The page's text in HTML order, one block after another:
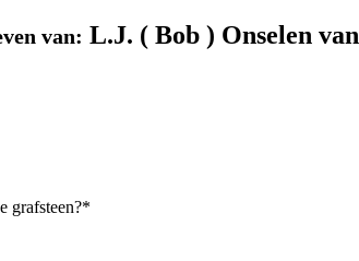
van: L.J. ( Bob ) Onselen van
grafsteen?*